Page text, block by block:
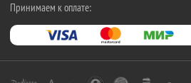
Принимаем к оплате: